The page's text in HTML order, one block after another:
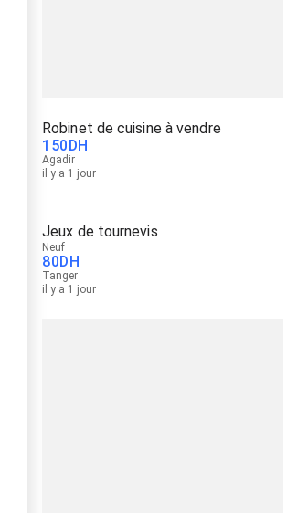
Robinet de cuisine à vendre
150DH
Agadir
il y a 1 jour
Jeux de tournevis
Neuf
80DH
Tanger
il y a 1 jour